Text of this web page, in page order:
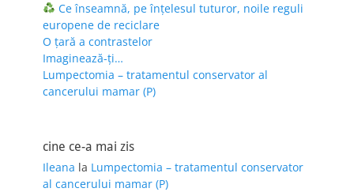
Ce înseamnă, pe înțelesul tuturor, noile reguli
europene de reciclare
O țară a contrastelor
Imaginează-ți…
Lumpectomia – tratamentul conservator al
cancerului mamar (P)
cine ce-a mai zis
Ileana la Lumpectomia – tratamentul conservator
al cancerului mamar (P)